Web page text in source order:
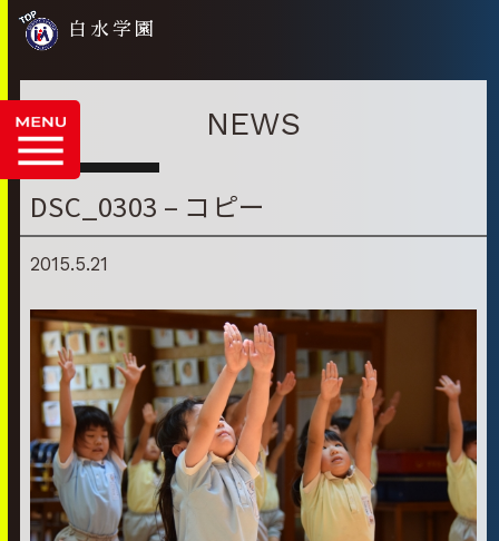
白水学園
NEWS
DSC_0303 – コピー
2015.5.21